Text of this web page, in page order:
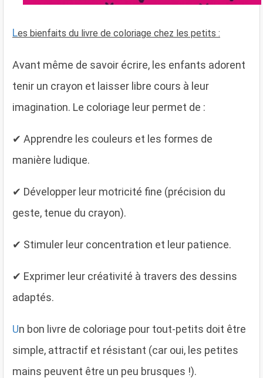
Les bienfaits du livre de coloriage chez les petits :
Avant même de savoir écrire, les enfants adorent
tenir un crayon et laisser libre cours à leur
imagination. Le coloriage leur permet de :
✔ Apprendre les couleurs et les formes de
manière ludique.
✔ Développer leur motricité fine (précision du
geste, tenue du crayon).
✔ Stimuler leur concentration et leur patience.
✔ Exprimer leur créativité à travers des dessins
adaptés.
Un bon livre de coloriage pour tout-petits doit être
simple, attractif et résistant (car oui, les petites
mains peuvent être un peu brusques !).